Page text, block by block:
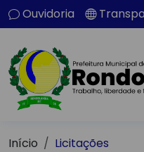
Ouvidoria
Início Licitações